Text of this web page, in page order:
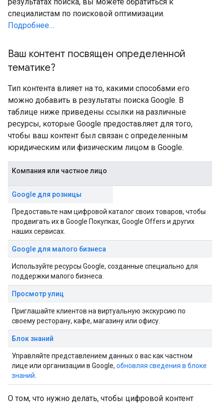
специалистам по поисковой оптимизации.
Подробнее…
Ваш контент посвящен определенной
тематике?
Тип контента влияет на то, какими способами его
можно добавить в результаты поиска Google. В
таблице ниже приведены ссылки на различные
ресурсы, которые Google предоставляет для того,
чтобы ваш контент был связан с определенным
юридическим или физическим лицом в Google.
Компания или частное лицо
Google для розницы
Предоставьте нам цифровой каталог своих товаров, чтобы
продвигать их в Google Покупках, Google Offers и других
наших сервисах.
Google для малого бизнеса
Используйте ресурсы Google, созданные специально для
поддержки малого бизнеса.
Просмотр улиц
Приглашайте клиентов на виртуальную экскурсию по
своему ресторану, кафе, магазину или офису.
Блок знаний
Управляйте представлением данных о вас как частном
лице или организации в Google, обновляя сведения в блоке
знаний
О том, что нужно делать, чтобы цифровой контент